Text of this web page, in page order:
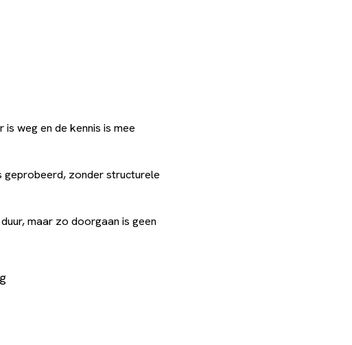
weg en de kennis is mee
geprobeerd, zonder structurele
maar zo doorgaan is geen